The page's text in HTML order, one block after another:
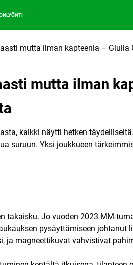
mutta ilman kapteenia –
mutta ilman
kaikki näytti hetken
suruun. Yksi joukkueen
takaisku. Jo vuoden 2023 MM-
pysäyttämiseen johtanut
ja magneettikuvat vahvistivat